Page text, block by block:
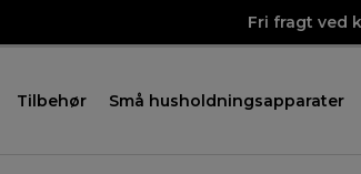
Fri fragt ved
Tilbehør Små husholdningsapparater